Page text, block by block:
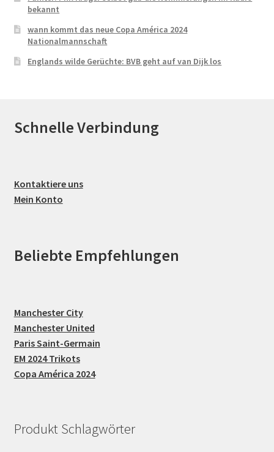
bekannt
wann kommt das neue Copa América 2024
Nationalmannschaft
Englands wilde Gerüchte: BVB geht auf van Dijk los
Schnelle Verbindung
Kontaktiere uns
Mein Konto
Beliebte Empfehlungen
Manchester City
Manchester United
Paris Saint-Germain
EM 2024 Trikots
Copa América 2024
Produkt Schlagwörter